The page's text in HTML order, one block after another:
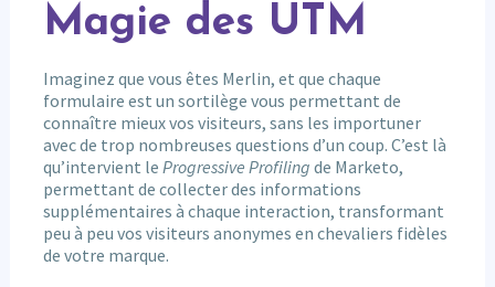
Magie des UTM
Imaginez que vous êtes Merlin, et que chaque
formulaire est un sortilège vous permettant de
connaître mieux vos visiteurs, sans les importuner
avec de trop nombreuses questions d’un coup. C’est là
qu’intervient le Progressive Profiling de Marketo,
permettant de collecter des informations
supplémentaires à chaque interaction, transformant
peu à peu vos visiteurs anonymes en chevaliers fidèles
de votre marque.